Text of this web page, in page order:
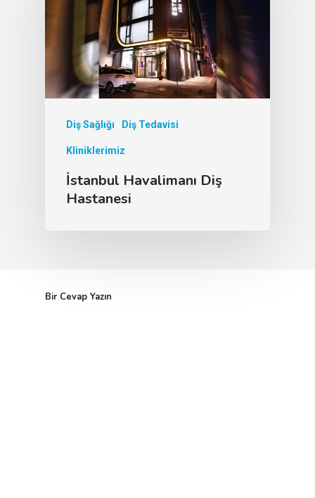
Diş Sağlığı Diş Tedavisi
Kliniklerimiz
İstanbul Havalimanı Diş
Hastanesi
Bir Cevap Yazın